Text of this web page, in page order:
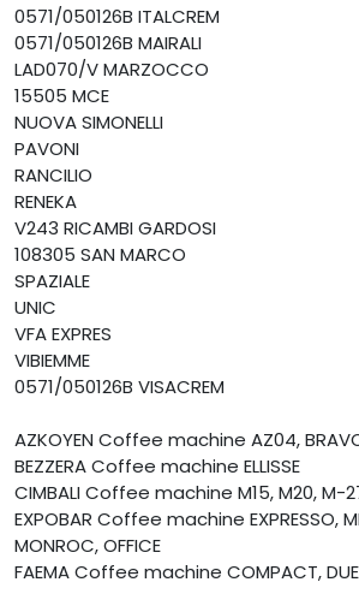
0571/050126B ITALCREM
0571/050126B MAIRALI
LAD070/V MARZOCCO
15505 MCE
NUOVA SIMONELLI
PAVONI
RANCILIO
RENEKA
V243 RICAMBI GARDOSI
108305 SAN MARCO
SPAZIALE
UNIC
VFA EXPRES
VIBIEMME
0571/050126B VISACREM
AZKOYEN Coffee machine AZ04,
BEZZERA Coffee machine ELLISSE
CIMBALI Coffee machine M15, M20, M-
EXPOBAR Coffee machine EXPRESSO,
MONROC, OFFICE
FAEMA Coffee machine COMPACT,